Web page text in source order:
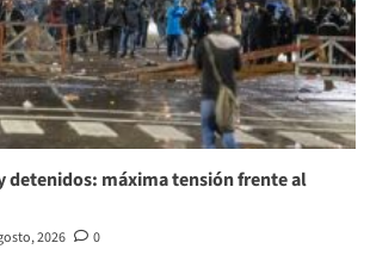
detenidos: máxima tensión frente al
2026 0